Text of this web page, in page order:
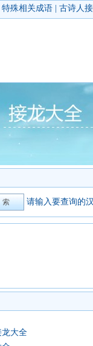
特殊相关成语 古诗人
请输入要查询的
大全